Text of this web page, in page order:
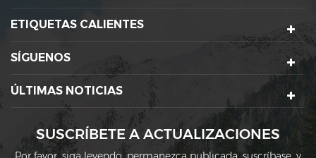
ETIQUETAS CALIENTES
SÍGUENOS
ÚLTIMAS NOTICIAS
SUSCRÍBETE A ACTUALIZACIONES